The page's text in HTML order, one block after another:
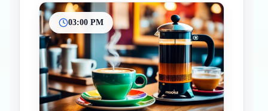
03:00 PM